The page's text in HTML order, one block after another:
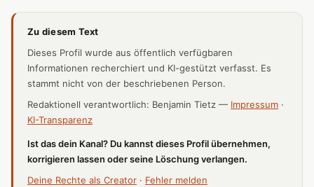
Zu diesem Text
Dieses Profil wurde aus öffentlich verfügbaren
Informationen recherchiert und KI-gestützt verfasst. Es
stammt nicht von der beschriebenen Person.
Redaktionell verantwortlich: Benjamin Tietz — Impressum ·
KI-Transparenz
Ist das dein Kanal? Du kannst dieses Profil übernehmen,
korrigieren lassen oder seine Löschung verlangen.
Deine Rechte als Creator · Fehler melden